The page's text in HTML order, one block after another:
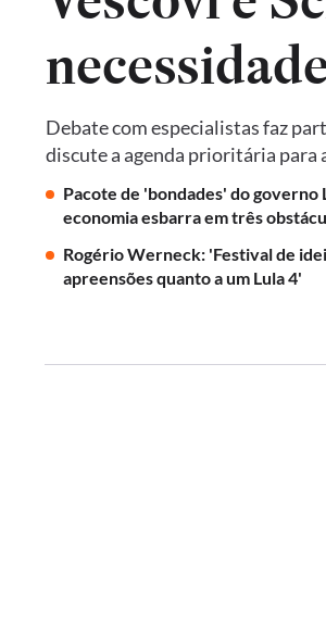
Debate com especialistas faz
discute a agenda prioritária para
Pacote de 'bondades' do governo
economia esbarra em três
Rogério Werneck: 'Festival de
apreensões quanto a um Lula 4'